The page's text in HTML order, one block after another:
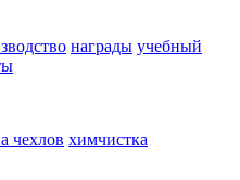
награды учебный
чехлов химчистка